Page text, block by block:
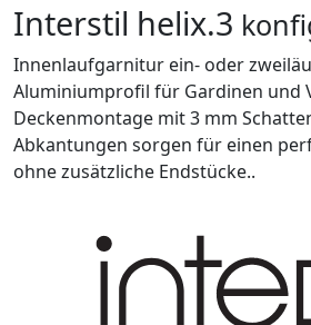
Interstil helix.3
Innenlaufgarnitur ein- oder
Aluminiumprofil für Gardinen und
Deckenmontage mit 3 mm
Abkantungen sorgen für einen
ohne zusätzliche Endstücke..